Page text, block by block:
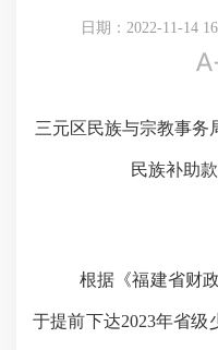
日期：2022-11-14
三元区民族与宗教事务
民族补助
根据 《福建省财
于提前下达2023年省级